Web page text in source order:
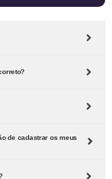
de cadastrar os meus